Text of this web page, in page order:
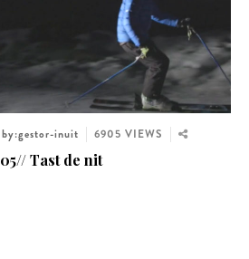
by:gestor-inuit 6905 VIEWS
05// Tast de nit